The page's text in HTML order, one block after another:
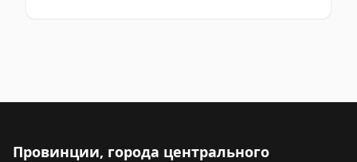
Провинции, города центрального